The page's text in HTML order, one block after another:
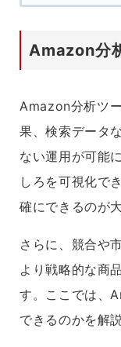
Amazon分
Amazon分析ツ
果、検索データ
ない運用が可能
しろを可視化で
確にできるのが
さらに、競合や
より戦略的な商
す。ここでは、
できるのかを解